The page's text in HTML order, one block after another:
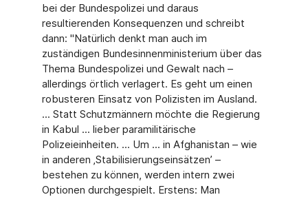
bei der Bundespolizei und daraus
resultierenden Konsequenzen und schreibt
dann: "Natürlich denkt man auch im
zuständigen Bundesinnenministerium über das
Thema Bundespolizei und Gewalt nach –
allerdings örtlich verlagert. Es geht um einen
robusteren Einsatz von Polizisten im Ausland.
... Statt Schutzmännern möchte die Regierung
in Kabul ... lieber paramilitärische
Polizeieinheiten. ... Um ... in Afghanistan – wie
in anderen ‚Stabilisierungseinsätzen’ –
bestehen zu können, werden intern zwei
Optionen durchgespielt. Erstens: Man